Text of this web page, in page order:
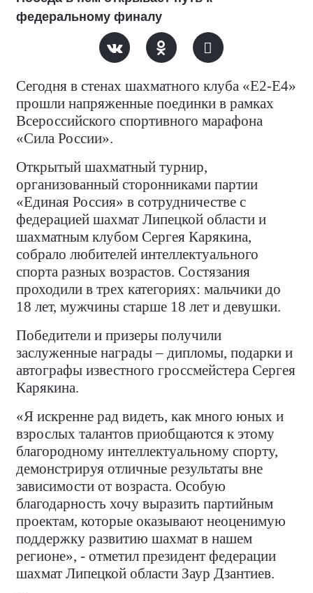
федеральному финалу
Сегодня в стенах шахматного клуба «Е2-Е4»
прошли напряженные поединки в рамках
Всероссийского спортивного марафона
«Сила России».
Открытый шахматный турнир,
организованный сторонниками партии
«Единая Россия» в сотрудничестве с
федерацией шахмат Липецкой области и
шахматным клубом Сергея Карякина,
собрало любителей интеллектуального
спорта разных возрастов. Состязания
проходили в трех категориях: мальчики до
18 лет, мужчины старше 18 лет и девушки.
Победители и призеры получили
заслуженные награды – дипломы, подарки и
автографы известного гроссмейстера Сергея
Карякина.
«Я искренне рад видеть, как много юных и
взрослых талантов приобщаются к этому
благородному интеллектуальному спорту,
демонстрируя отличные результаты вне
зависимости от возраста. Особую
благодарность хочу выразить партийным
проектам, которые оказывают неоценимую
поддержку развитию шахмат в нашем
регионе», - отметил президент федерации
шахмат Липецкой области Заур Дзантиев.